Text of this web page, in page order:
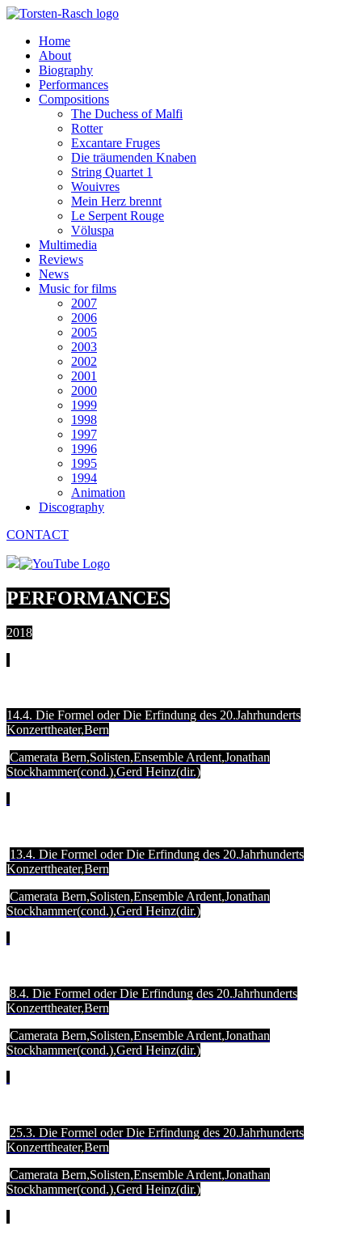
Home
About
Biography
Performances
Compositions
The Duchess of Malfi
Rotter
Excantare Fruges
Die träumenden Knaben
String Quartet 1
Wouivres
Mein Herz brennt
Le Serpent Rouge
Völuspa
Multimedia
Reviews
News
Music for films
2007
2006
2005
2003
2002
2001
2000
1999
1998
1997
1996
1995
1994
Animation
Discography
CONTACT
PERFORMANCES
2018
14.4. Die Formel oder Die Erfindung des 20.Jahrhunderts
Konzerttheater,Bern
Camerata Bern,Solisten,Ensemble Ardent,Jonathan
Stockhammer(cond.),Gerd Heinz(dir.)
13.4. Die Formel oder Die Erfindung des 20.Jahrhunderts
Konzerttheater,Bern
Camerata Bern,Solisten,Ensemble Ardent,Jonathan
Stockhammer(cond.),Gerd Heinz(dir.)
8.4. Die Formel oder Die Erfindung des 20.Jahrhunderts
Konzerttheater,Bern
Camerata Bern,Solisten,Ensemble Ardent,Jonathan
Stockhammer(cond.),Gerd Heinz(dir.)
25.3. Die Formel oder Die Erfindung des 20.Jahrhunderts
Konzerttheater,Bern
Camerata Bern,Solisten,Ensemble Ardent,Jonathan
Stockhammer(cond.),Gerd Heinz(dir.)